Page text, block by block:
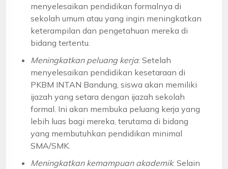
menyelesaikan pendidikan formalnya di
sekolah umum atau yang ingin meningkatkan
keterampilan dan pengetahuan mereka di
bidang tertentu.
Meningkatkan peluang kerja: Setelah
menyelesaikan pendidikan kesetaraan di
PKBM INTAN Bandung, siswa akan memiliki
ijazah yang setara dengan ijazah sekolah
formal. Ini akan membuka peluang kerja yang
lebih luas bagi mereka, terutama di bidang
yang membutuhkan pendidikan minimal
SMA/SMK.
Meningkatkan kemampuan akademik: Selain